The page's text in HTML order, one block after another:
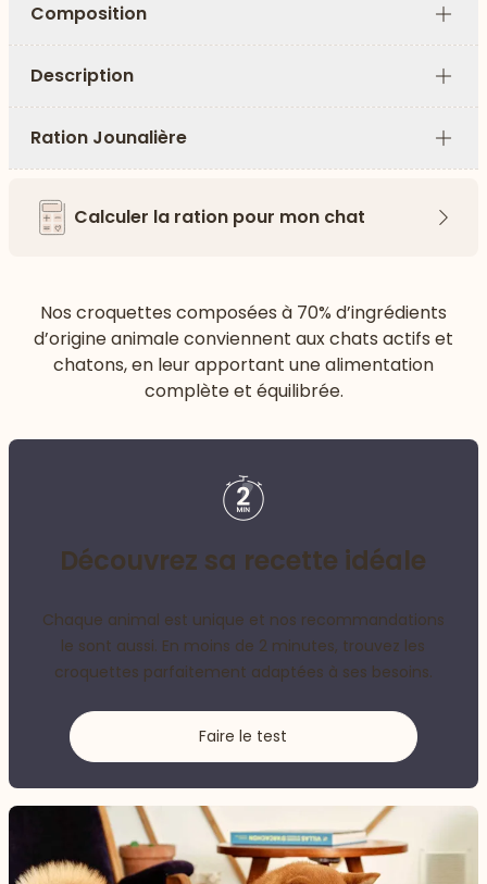
Composition
Plus
Description
Plus
Ration Jounalière
Plus
Calculer la ration pour mon chat
Nos croquettes composées à 70% d’ingrédients
d’origine animale conviennent aux chats actifs et
chatons, en leur apportant une alimentation
complète et équilibrée.
Découvrez sa recette idéale
Chaque animal est unique et nos recommandations
le sont aussi. En moins de 2 minutes, trouvez les
croquettes parfaitement adaptées à ses besoins.
Faire le test